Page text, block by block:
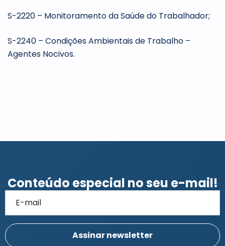
S-2220 – Monitoramento da Saúde do Trabalhador;
S-2240 – Condições Ambientais de Trabalho –
Agentes Nocivos.
Conteúdo especial no seu e-mail!